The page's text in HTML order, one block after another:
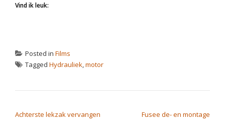
Vind ik leuk:
Posted in Films
Tagged Hydrauliek,motor
Achterste lekzak vervangen Fusee de- en montage